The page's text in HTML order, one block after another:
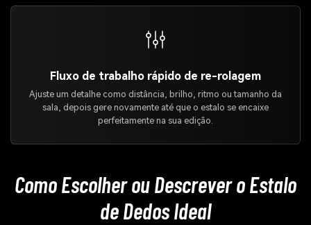
Fluxo de trabalho rápido de re-rolagem
Ajuste um detalhe como distância, brilho, ritmo ou tamanho da
sala, depois gere novamente até que o estalo se encaixe
perfeitamente na sua edição.
Como Escolher ou Descrever o Estalo
de Dedos Ideal